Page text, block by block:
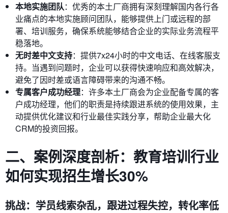
本地实施团队：优秀的本土厂商拥有深刻理解国内各行各
业痛点的本地实施顾问团队，能够提供上门或远程的部
署、培训服务，确保系统能够结合企业的实际业务流程平
稳落地。
无时差中文支持：提供7x24小时的中文电话、在线客服支
持。当遇到问题时，企业可以获得快速响应和高效解决，
避免了因时差或语言障碍带来的沟通不畅。
专属客户成功经理：许多本土厂商会为企业配备专属的客
户成功经理，他们的职责是持续跟进系统的使用效果，主
动提供优化建议和行业最佳实践分享，帮助企业最大化
CRM的投资回报。
二、案例深度剖析：教育培训行业
如何实现招生增长30%
挑战：学员线索杂乱，跟进过程失控，转化率低